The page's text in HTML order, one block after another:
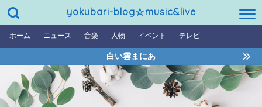
yokubari-blog☆music&live
ホーム ニュース 音楽 人物 イベント テレビ
白い雲まにあ